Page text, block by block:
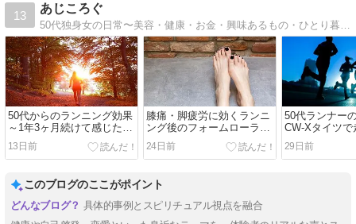
13
あじころぐ
50代からのランニング効果
～1年3ヶ月続けて感じたリ
アルな変化
13日前
膝痛・脚疲労に効くランニ
ング後のフォームローラー
活用セルフケア
24日前
50代ランナー
CW-Xタイツで
れた理由～
29日前
このブログのここがポイント
具体的事例とスピリチュアル視点を融合